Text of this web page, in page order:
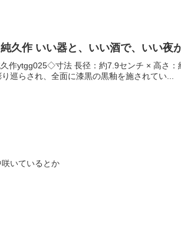
久作 いい器と、いい酒で、いい夜
作ytgg025◇寸法 長径：約7.9センチ × 高さ
巡らされ、全面に漆黒の黒釉を施されてい...
いているとか